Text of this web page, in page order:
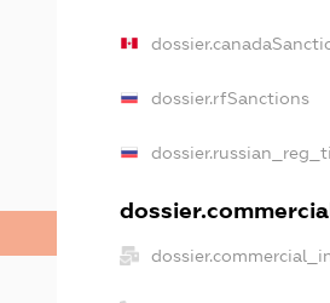
dossier.rfSanctions